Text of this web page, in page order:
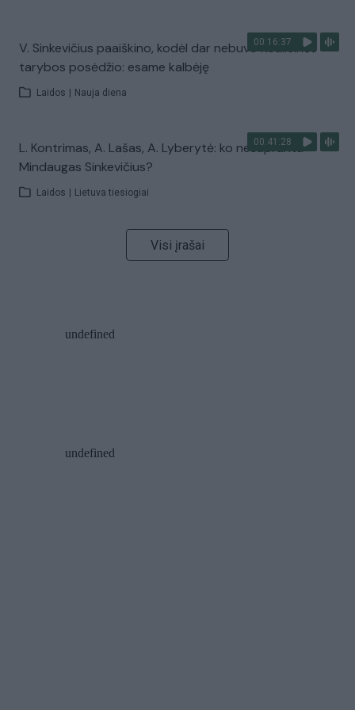
00:16:37
V. Sinkevičius paaiškino, kodėl dar nebuvo Koalicinės
tarybos posėdžio: esame kalbėję
Laidos Nauja diena
00:41:28
L. Kontrimas, A. Lašas, A. Lyberytė: ko nesupranta
Mindaugas Sinkevičius?
Laidos Lietuva tiesiogiai
Visi įrašai